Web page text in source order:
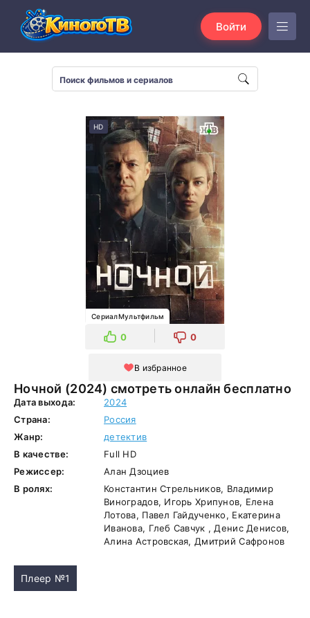
Войти
Ночной (2024) смотреть онлайн бесплатно
HD
СериалМультфильм
0 0
В избранное
Дата выхода:
2024
Страна:
Россия
Жанр:
детектив
В качестве:
Full HD
Режиссер:
Алан Дзоциев
В ролях:
Константин Стрельников, Владимир
Виноградов, Игорь Хрипунов, Елена
Лотова, Павел Гайдученко, Екатерина
Иванова, Глеб Савчук , Денис Денисов,
Алина Астровская, Дмитрий Сафронов
Плеер №1